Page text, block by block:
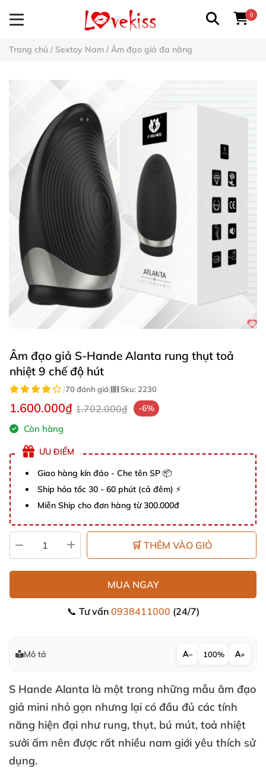
0
Trang chủ / Sextoy Nam / Âm đạo giả đa năng
Âm đạo giả S-Hande Alanta rung thụt toả
nhiệt 9 chế độ hút
|70 đánh giá| Sku: 2230
1.600.000₫ 1.702.000₫ -6%
Còn hàng
ƯU ĐIỂM
Giao hàng kín đáo - Che tên SP 📦
Ship hỏa tốc 30 - 60 phút (cả đêm) ⚡
Miễn Ship cho đơn hàng từ 300.000đ
🛒 THÊM VÀO GIỎ
MUA NGAY
📞 Tư vấn 0938411000 (24/7)
Mô tả − 100% +
S Hande Alanta là một trong những mẫu âm đạo
giả mini nhỏ gọn nhưng lại có đầu đủ các tính
năng hiện đại như rung, thụt, bú mút, toả nhiệt
sưởi ấm nên được rất nhiều nam giới yêu thích sử
dụng.